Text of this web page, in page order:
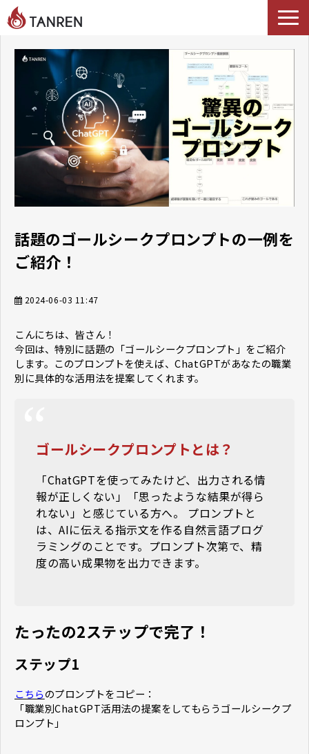
TANRENとは
AIイネーブルメント
選ばれる理由
導入事例
セミナー
料金・プラン
ブログ
話題のゴールシークプロンプトの一例を
ご紹介！
2024-06-03 11:47
こんにちは、皆さん！
今回は、特別に話題の「ゴールシークプロンプト」をご紹介
します。このプロンプトを使えば、ChatGPTがあなたの職業
別に具体的な活用法を提案してくれます。
ゴールシークプロンプトとは？
「ChatGPTを使ってみたけど、出力される情
報が正しくない」「思ったような結果が得ら
れない」と感じている方へ。 プロンプトと
は、AIに伝える指示文を作る自然言語プログ
ラミングのことです。プロンプト次第で、精
度の高い成果物を出力できます。
たったの2ステップで完了！
ステップ1
こちらのプロンプトをコピー：
「職業別ChatGPT活用法の提案をしてもらうゴールシークプ
ロンプト」